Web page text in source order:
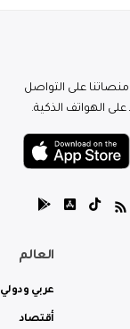
على التواصل
الهواتف الذكية.
العالم
عربي ودولي
أقتصاد